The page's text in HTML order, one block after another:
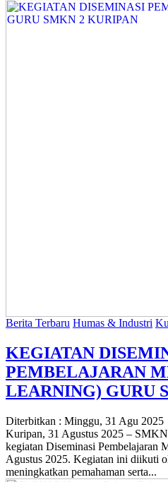
Berita Terbaru Humas & Industri
KEGIATAN
PEMBELAJARAN
LEARNING) GURU
Diterbitkan : Minggu, 31 Agu 2025
Kuripan, 31 Agustus 2025 –
kegiatan Diseminasi Pembelajaran
Agustus 2025. Kegiatan ini diikuti
meningkatkan pemahaman serta...